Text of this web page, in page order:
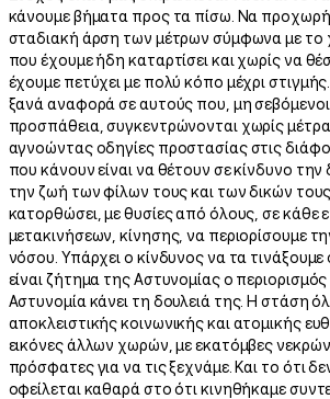
κάνουμε βήματα προς τα πίσω. Να
σταδιακή άρση των μέτρων σύμφωνα με το
που έχουμε ήδη καταρτίσει και χωρίς να
έχουμε πετύχει με πολύ κόπο μέχρι
ξανά αναφορά σε αυτούς που, μη σεβόμενοι
προσπάθεια, συγκεντρώνονται χωρίς
αγνοώντας οδηγίες προστασίας στις
που κάνουν είναι να θέτουν σε κίνδυνο την
την ζωή των φίλων τους και των δικών
κατορθώσει, με θυσίες από όλους, σε κάθε
μετακινήσεων, κίνησης, να περιορίσουμε
νόσου. Υπάρχει ο κίνδυνος να τα
είναι ζήτημα της Αστυνομίας ο
Αστυνομία κάνει τη δουλειά της. Η στάση
αποκλειστικής κοινωνικής και ατομικής
εικόνες άλλων χωρών, με εκατόμβες
πρόσφατες για να τις ξεχνάμε. Και το ότι
οφείλεται καθαρά στο ότι κινηθήκαμε